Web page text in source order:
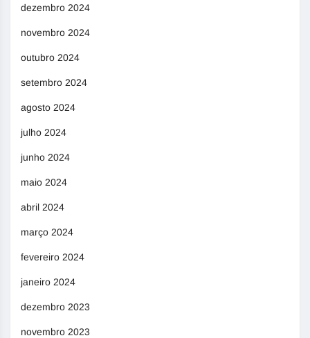
dezembro 2024
novembro 2024
outubro 2024
setembro 2024
agosto 2024
julho 2024
junho 2024
maio 2024
abril 2024
março 2024
fevereiro 2024
janeiro 2024
dezembro 2023
novembro 2023